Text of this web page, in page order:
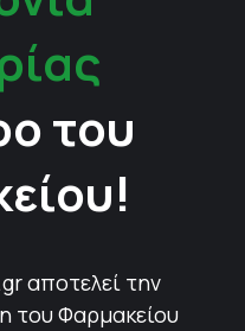
του
αποτελεί την
του Φαρμακείου